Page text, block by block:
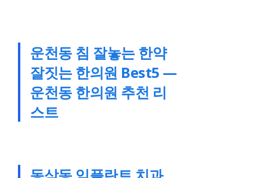
운천동 침 잘놓는 한약
잘짓는 한의원 Best5 —
운천동 한의원 추천 리
스트